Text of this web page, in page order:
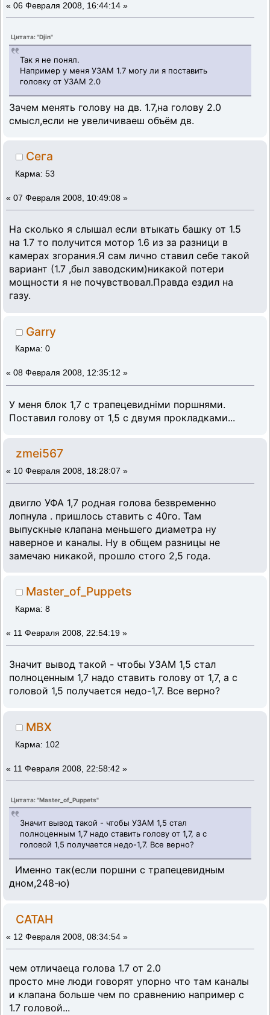
« 06 Февраля 2008, 16:44:14 »
Цитата: "Djin"
Так я не понял.
Например у меня УЗАМ 1.7 могу ли я поставить
головку от УЗАМ 2.0
Зачем менять голову на дв. 1.7,на голову 2.0
смысл,если не увеличиваеш объём дв.
Сега
Карма: 53
« 07 Февраля 2008, 10:49:08 »
На сколько я слышал если втыкать башку от 1.5
на 1.7 то получится мотор 1.6 из за разници в
камерах згорания.Я сам лично ставил себе такой
вариант (1.7 ,был заводским)никакой потери
мощности я не почувствовал.Правда ездил на
газу.
Garry
Карма: 0
« 08 Февраля 2008, 12:35:12 »
У меня блок 1,7 с трапецевидніми поршнями.
Поставил голову от 1,5 с двумя прокладками...
zmei567
« 10 Февраля 2008, 18:28:07 »
двигло УФА 1,7 родная голова безвременно
лопнула . пришлось ставить с 40го. Там
выпускные клапана меньшего диаметра ну
наверное и каналы. Ну в общем разницы не
замечаю никакой, прошло стого 2,5 года.
Master_of_Puppets
Карма: 8
« 11 Февраля 2008, 22:54:19 »
Значит вывод такой - чтобы УЗАМ 1,5 стал
полноценным 1,7 надо ставить голову от 1,7, а с
головой 1,5 получается недо-1,7. Все верно?
MBX
Карма: 102
« 11 Февраля 2008, 22:58:42 »
Цитата: "Master_of_Puppets"
Значит вывод такой - чтобы УЗАМ 1,5 стал
полноценным 1,7 надо ставить голову от 1,7, а с
головой 1,5 получается недо-1,7. Все верно?
Именно так(если поршни с трапецевидным
дном,248-ю)
CATAH
« 12 Февраля 2008, 08:34:54 »
чем отличаеца голова 1.7 от 2.0
просто мне люди говорят упорно что там каналы
и клапана больше чем по сравнению например с
1.7 головой...